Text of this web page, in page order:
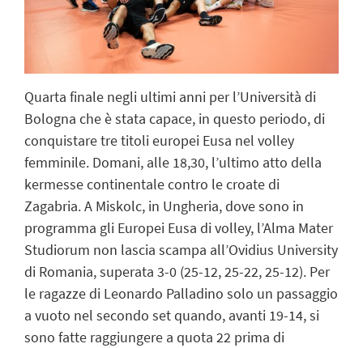
Quarta finale negli ultimi anni per l’Università di
Bologna che è stata capace, in questo periodo, di
conquistare tre titoli europei Eusa nel volley
femminile. Domani, alle 18,30, l’ultimo atto della
kermesse continentale contro le croate di
Zagabria. A Miskolc, in Ungheria, dove sono in
programma gli Europei Eusa di volley, l’Alma Mater
Studiorum non lascia scampa all’Ovidius University
di Romania, superata 3-0 (25-12, 25-22, 25-12). Per
le ragazze di Leonardo Palladino solo un passaggio
a vuoto nel secondo set quando, avanti 19-14, si
sono fatte raggiungere a quota 22 prima di